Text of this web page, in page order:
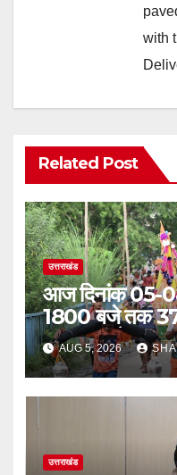
with
Related Post
उत्तराखंड
आज दिनांक 05-
1800 बजे तक
भक्त जल लेकर
चुके
AUG 5, 2026
उत्तराखंड